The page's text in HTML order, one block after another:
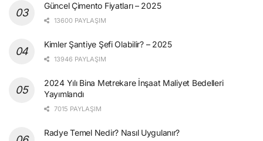
Güncel Çimento Fiyatları – 2025
13600 PAYLAŞIM
Kimler Şantiye Şefi Olabilir? – 2025
13946 PAYLAŞIM
2024 Yılı Bina Metrekare İnşaat Maliyet Bedelleri
Yayımlandı
7015 PAYLAŞIM
Radye Temel Nedir? Nasıl Uygulanır?